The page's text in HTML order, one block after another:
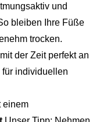
und
bleiben Ihre Füße
trocken.
der Zeit perfekt an
individuellen
einem